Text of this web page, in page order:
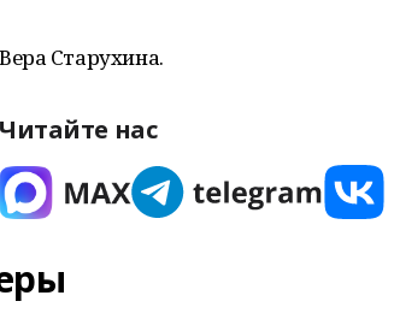
Вера Старухина.
Читайте нас